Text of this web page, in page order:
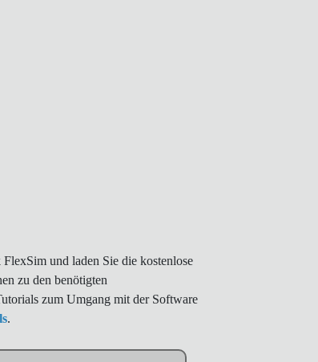
und laden Sie die kostenlose
zu den benötigten
zum Umgang mit der Software
.